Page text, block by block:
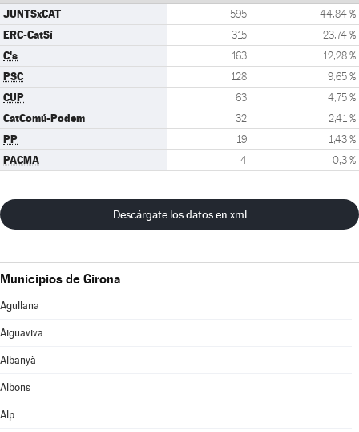
JUNTSxCAT 595 44,84 %
ERC-CatSí 315 23,74 %
C's 163 12,28 %
PSC 128 9,65 %
CUP 63 4,75 %
CatComú-Podem 32 2,41 %
PP 19 1,43 %
PACMA 4 0,3 %
Descárgate los datos en xml
Municipios de Girona
Agullana
Aiguaviva
Albanyà
Albons
Alp